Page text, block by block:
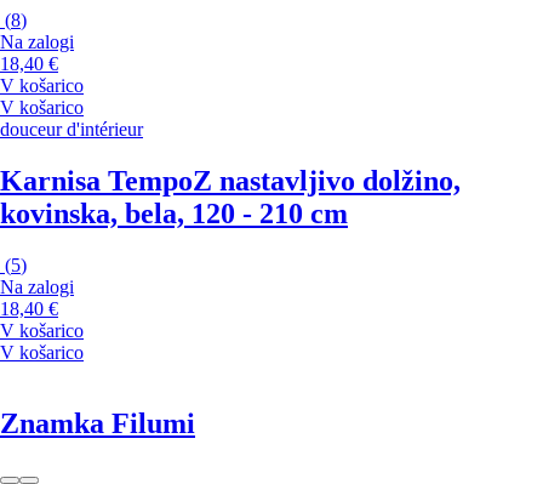
(8)
Na zalogi
18,40 €
V košarico
V košarico
douceur d'intérieur
Karnisa TempoZ nastavljivo dolžino,
kovinska, bela, 120 - 210 cm
(5)
Na zalogi
18,40 €
V košarico
V košarico
Znamka Filumi